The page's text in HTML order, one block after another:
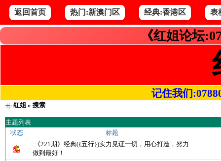
返回首页 热门:新澳门区 经典:香港区 表
《红姐论坛
记住我们
红姐» 搜索
主题列表
状态
标题
《221期》经典({五行})实力见证一切，用心打造，努力
做到最好！